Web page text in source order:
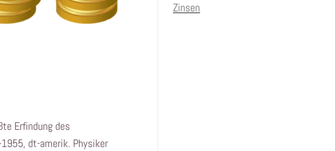
Erfindung des
dt-amerik. Physiker
Zinsen